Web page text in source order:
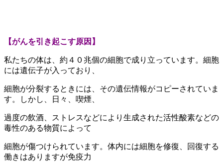
【がんを引き起こす原因】
私たちの体は、約４０兆個の細胞で成り立っています。細胞
には遺伝子が入っており、
細胞が分裂するときには、その遺伝情報がコピーされていま
す。しかし、
日々、喫煙、
過度の飲酒、ストレスなどにより生成された活性酸素などの
毒性のある物質によって
細胞が傷つけられています。 体内には細胞を修復、回復する
働きはありますが免疫力